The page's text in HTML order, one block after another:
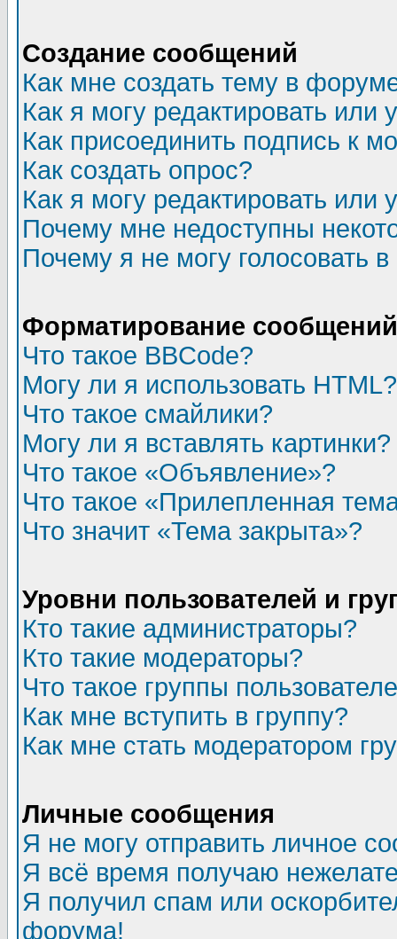
Создание сообщений
Как мне создать тему в
Как я могу редактировать или
Как присоединить подпись к
Как создать опрос?
Как я могу редактировать или
Почему мне недоступны
Почему я не могу голосовать
Форматирование
Что такое BBCode?
Могу ли я использовать HTML?
Что такое смайлики?
Могу ли я вставлять картинки?
Что такое «Объявление»?
Что такое «Прилепленная
Что значит «Тема закрыта»?
Уровни пользователей и
Кто такие администраторы?
Кто такие модераторы?
Что такое группы
Как мне вступить в группу?
Как мне стать модератором
Личные сообщения
Я не могу отправить личное
Я всё время получаю
Я получил спам или
форума!